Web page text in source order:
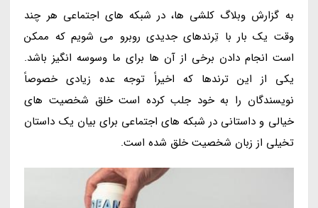
به گزارش وبلاگ کلشی ها، در شبکه های اجتماعی هر چند
وقت یک بار با تِرندهای جدیدی روبرو می شویم که ممکن
است انجام دادن برخی از آن ها برای ما وسوسه انگیز باشد.
یکی از این ترندها که اخیراً توجه عده زیادی خصوصاً
نویسندگان را به خود جلب کرده است خلق شخصیت های
خیالی و داستانی در شبکه های اجتماعی برای بیان یک داستان
تخیلی از زبان شخصیت خلق شده است.